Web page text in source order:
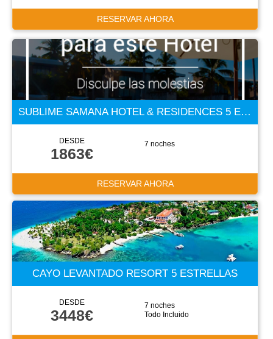
RESERVAR AHORA
SUBLIME SAMANA HOTEL & RESIDENCES 5 ESTRELLAS
DESDE
1863€
7 noches
RESERVAR AHORA
CAYO LEVANTADO RESORT 5 ESTRELLAS
DESDE
3448€
7 noches
Todo Incluido